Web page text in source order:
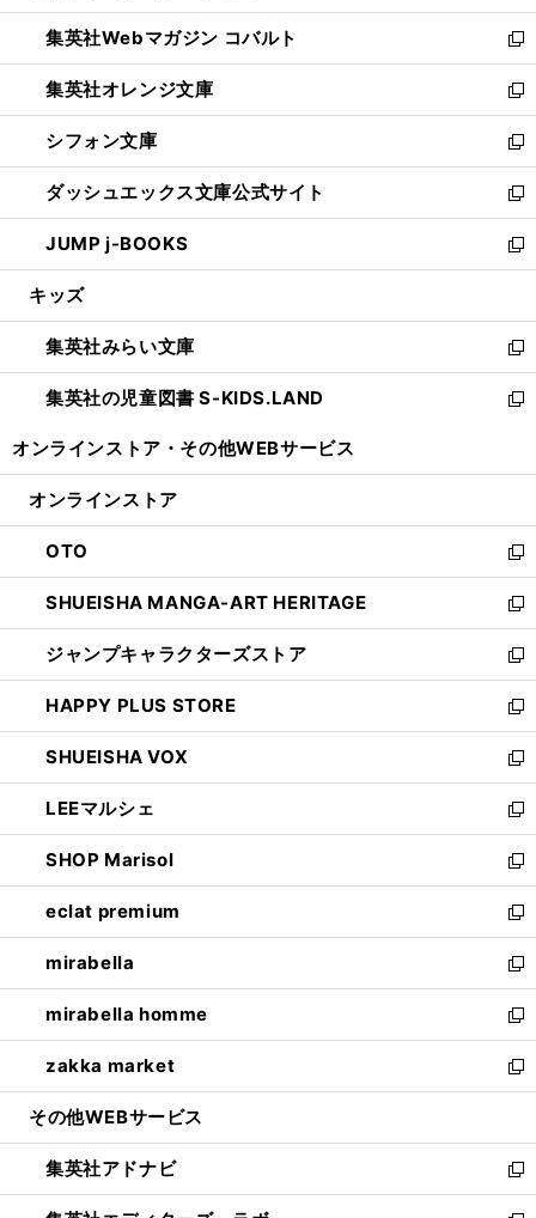
開
く
ウ
で
開
く
ン
ド
ウ
で
開
く
ウ
ィ
ン
ド
ウ
で
開
く
集英社Webマガジン コバルト
新
し
い
ウ
ィ
ン
ド
ウ
で
開
集英社オレンジ文庫
新
し
い
ウ
ィ
ン
ド
ウ
開
く
シフォン文庫
新
し
い
ウ
ィ
ン
ウ
で
開
く
ダッシュエックス文庫公式サイト
新
し
い
ウ
ン
ド
ウ
で
JUMP j-BOOKS
新
し
ウ
ィ
ン
ド
開
キッズ
集英社みらい文庫
新
し
い
ン
ウ
で
開
く
集英社の児童図書 S-KIDS.LAND
新
ウ
ン
ド
ウ
で
開
く
オンラインストア・ その他WEBサービス
オンラインストア
OTO
新
し
い
ウ
ィ
ン
ド
ウ
で
開
く
SHUEISHA MANGA-ART HERITAGE
新
し
い
ウ
ィ
ン
ド
ウ
で
開
く
ジャンプキャラクターズストア
新
し
い
ウ
ィ
ン
ド
ウ
で
開
く
HAPPY PLUS STORE
新
し
い
ウ
ィ
ン
ド
ウ
で
開
く
SHUEISHA VOX
新
し
い
ウ
ィ
ン
ド
ウ
で
開
く
LEEマルシェ
新
し
い
ウ
ィ
ン
ド
ウ
で
開
く
SHOP Marisol
新
し
い
ウ
ィ
ン
ド
ウ
で
開
eclat premium
新
し
い
ウ
ィ
ン
ド
ウ
開
く
mirabella
新
し
い
ウ
ィ
ン
ウ
で
開
mirabella homme
新
し
い
ウ
ン
ド
ウ
zakka market
新
し
ウ
ィ
ン
その他WEBサービス
集英社アドナビ
新
し